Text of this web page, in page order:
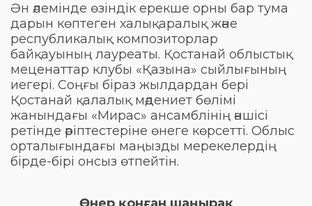
Ән әлемінде өзіндік ерекше орны бар тума
дарын көптеген халықаралық және
республикалық композиторлар
байқауының лауреаты. Қостанай облыстық
меценаттар клубы «Қазына» сыйлығының
иегері. Соңғы біраз жылдардан бері
Қостанай қалалық мәдениет бөлімі
жанындағы «Мирас» ансамблінің әншісі
ретінде әріптестеріне өнеге көрсетті. Облыс
орталығындағы маңызды мерекелердің
бірде-бірі онсыз өтпейтін.